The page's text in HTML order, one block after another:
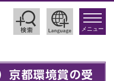
toggle
メニュー
京都環境賞の受